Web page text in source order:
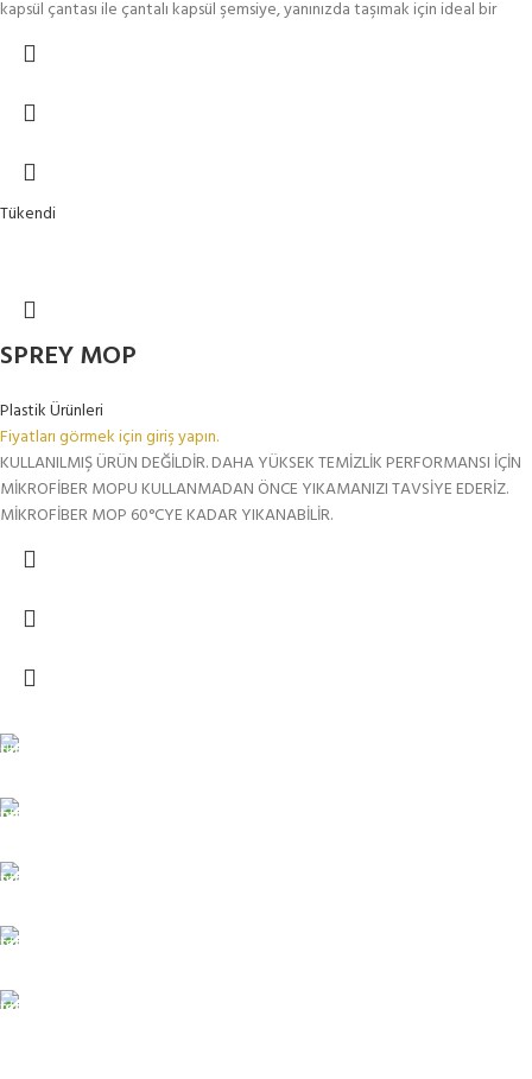
kapsül çantası ile çantalı kapsül şemsiye, yanınızda taşımak için ideal bir
Tükendi
SPREY MOP
Plastik Ürünleri
Fiyatları görmek için giriş yapın.
KULLANILMIŞ ÜRÜN DEĞİLDİR. DAHA YÜKSEK TEMİZLİK PERFORMANSI İÇİN
MİKROFİBER MOPU KULLANMADAN ÖNCE YIKAMANIZI TAVSİYE EDERİZ.
MİKROFİBER MOP 60°CYE KADAR YIKANABİLİR.